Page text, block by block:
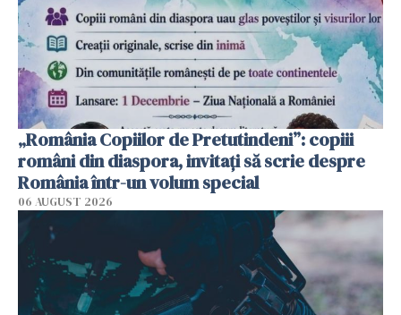
„România Copiilor de Pretutindeni”: copiii
români din diaspora, invitați să scrie despre
România într-un volum special
06 AUGUST 2026